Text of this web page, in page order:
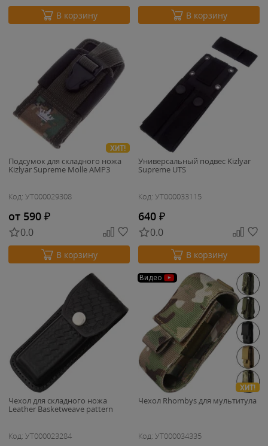
В корзину В корзину
ХИТ!
Подсумок для складного ножа
Kizlyar Supreme Molle AMP3
Код: УТ000029308
от 590 ₽
0.0
В корзину
Универсальный подвес Kizlyar
Supreme UTS
Код: УТ000033115
640 ₽
0.0
В корзину
Чехол для складного ножа
Leather Basketweave pattern
Код: УТ000023284
Видео
ХИТ!
Чехол Rhombys для мультитула
Код: УТ000034335